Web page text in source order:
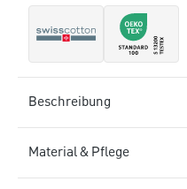
Beschreibung
Material & Pflege